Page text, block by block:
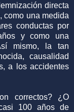
directa
como una medida
conductas por
y como una
mismo, la tan
causalidad
a los accidentes
correctos? ¿O
100 años de